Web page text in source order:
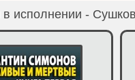
в исполнении -